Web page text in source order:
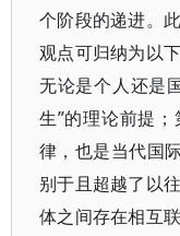
个阶段的递进。
观点可归纳为以
无论是个人还是
生”的理论前提
律，也是当代国
别于且超越了以
体之间存在相互